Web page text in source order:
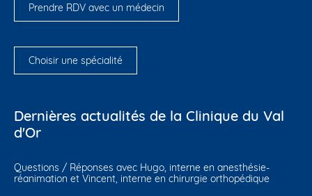
Prendre RDV avec un médecin
Choisir une spécialité
Dernières actualités de la Clinique du Val
d'Or
Questions / Réponses avec Hugo, interne en anesthésie-
réanimation et Vincent, interne en chirurgie orthopédique